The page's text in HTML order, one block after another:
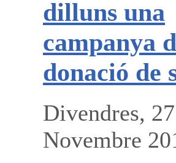
dilluns una
campanya
donació de
Divendres, 27
Novembre